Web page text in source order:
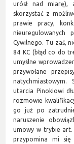
urósł nad miarę),
skorzystać z
prawie pracy,
nieuregulowanych
Cywilnego. Tu zaś,
84 KC (błąd co do
umyślne
przywołane
natychmiastowym.
utarcia Pinokiowi
rozmowie
go już po
naruszenie
umowy w trybie art.
przypomina mi się